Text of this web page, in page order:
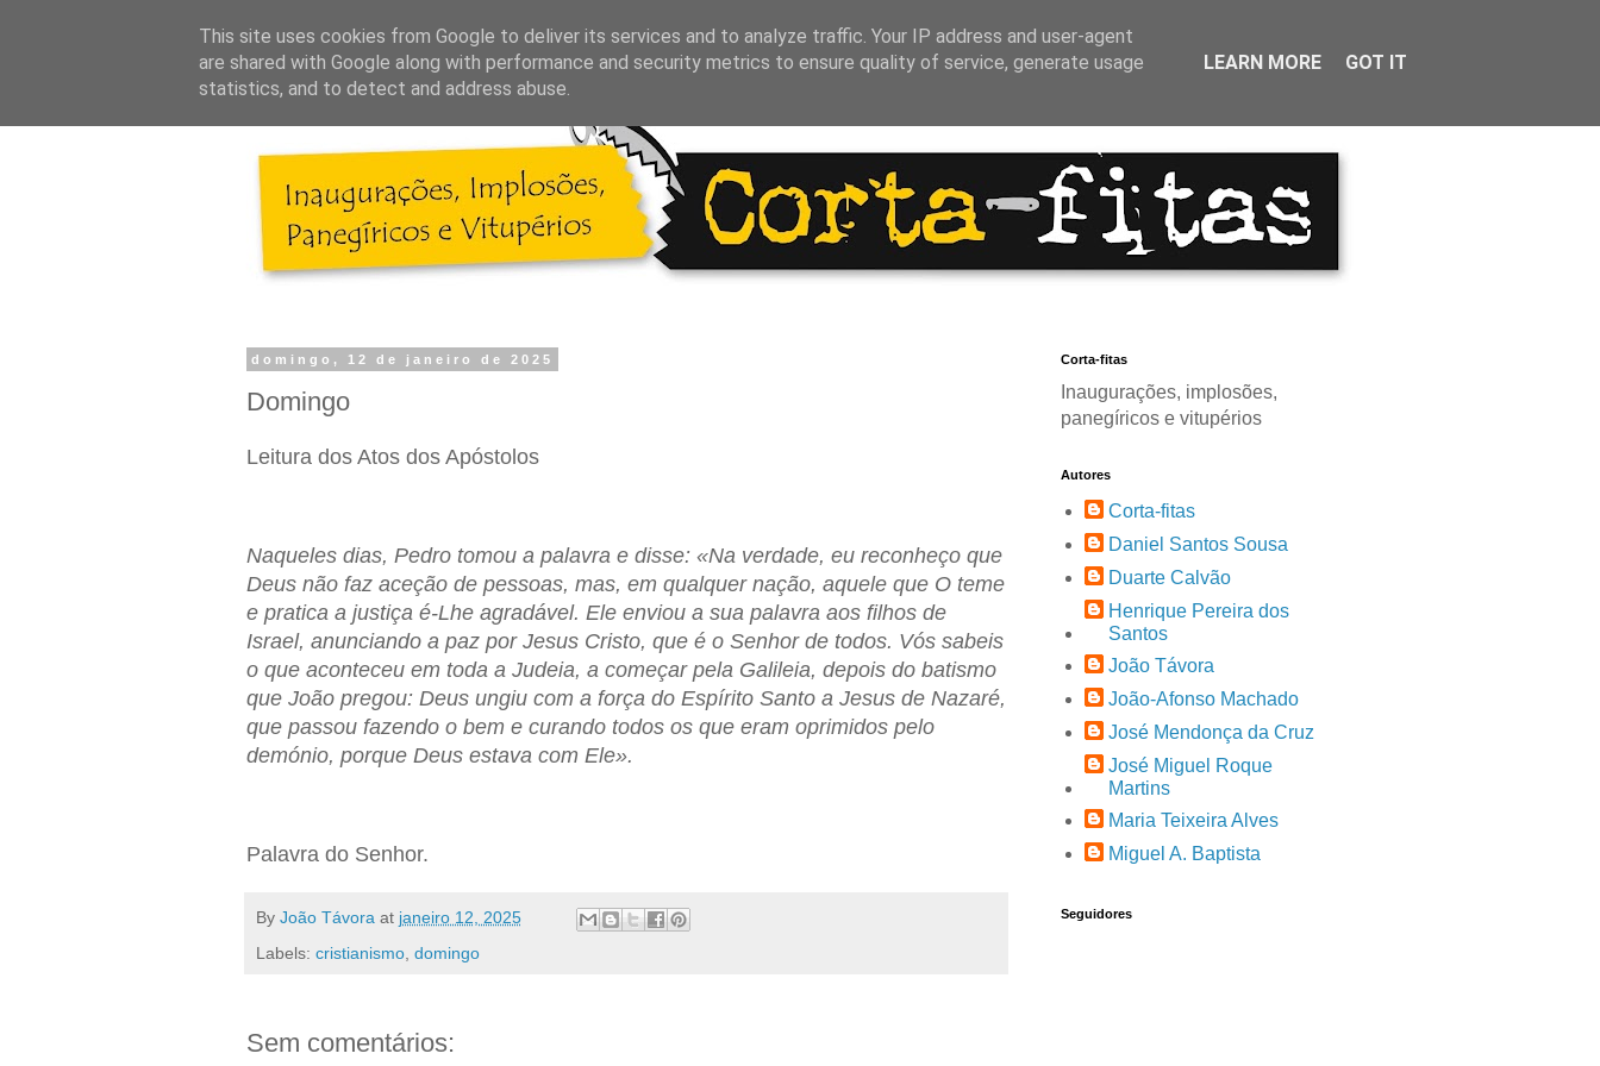
domingo, 12 de janeiro de 2025
Domingo
Leitura dos Atos dos Apóstolos
Naqueles dias, Pedro tomou a palavra e disse: «Na verdade, eu reconheço que
Deus não faz aceção de pessoas, mas, em qualquer nação, aquele que O teme
e pratica a justiça é-Lhe agradável. Ele enviou a sua palavra aos filhos de
Israel, anunciando a paz por Jesus Cristo, que é o Senhor de todos. Vós sabeis
o que aconteceu em toda a Judeia, a começar pela Galileia, depois do batismo
que João pregou: Deus ungiu com a força do Espírito Santo a Jesus de Nazaré,
que passou fazendo o bem e curando todos os que eram oprimidos pelo
demónio, porque Deus estava com Ele».
Palavra do Senhor.
By João Távora at janeiro 12, 2025
Labels: cristianismo, domingo
Sem comentários:
Corta-fitas
Inaugurações, implosões,
panegíricos e vitupérios
Autores
Corta-fitas
Daniel Santos Sousa
Duarte Calvão
Henrique Pereira dos
Santos
João Távora
João-Afonso Machado
José Mendonça da Cruz
José Miguel Roque
Martins
Maria Teixeira Alves
Miguel A. Baptista
Seguidores
This site uses cookies from Google to deliver its services and to analyze traffic. Your IP address and user-agent
are shared with Google along with performance and security metrics to ensure quality of service, generate usage
statistics, and to detect and address abuse.
LEARN MORE GOT IT